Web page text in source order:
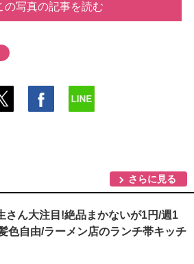
の写真の記事を読む
さらに見る
さん大注目!絶品まかないが1円/週1
色自由/ラーメン店のランチ帯キッチ